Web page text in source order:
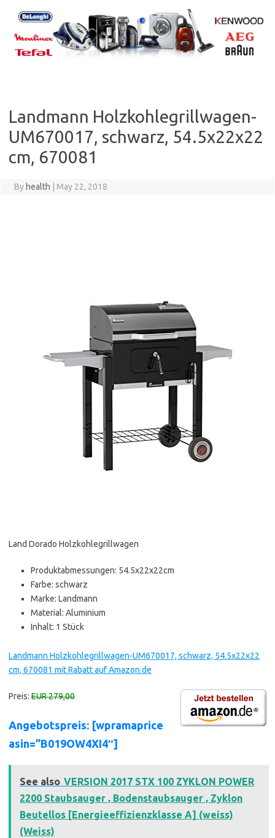
content
Landmann Holzkohlegrillwagen-
UM670017, schwarz, 54.5x22x22
cm, 670081
By health May 22, 2018
Land Dorado Holzkohlegrillwagen
Produktabmessungen: 54.5x22x22cm
Farbe: schwarz
Marke: Landmann
Material: Aluminium
Inhalt: 1 Stück
Landmann Holzkohlegrillwagen-UM670017, schwarz, 54.5x22x22
cm, 670081 mit Rabatt auf Amazon.de
Preis: EUR 279,00
Angebotspreis: [wpramaprice
asin=”B019OW4XI4″]
See also VERSION 2017 STX 100 ZYKLON POWER
2200 Staubsauger , Bodenstaubsauger , Zyklon
Beutellos [Energieeffizienzklasse A] (weiss)
(Weiss)